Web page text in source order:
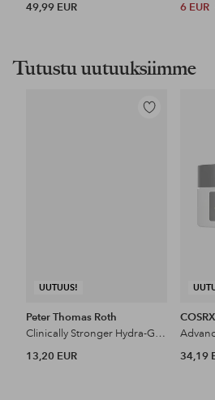
49,99 EUR
6 EUR
Tutustu uutuuksiimme
UUTUUS!
Lisää
Peter Thomas Roth
Clinically Stronger Hydra-Gel Eye Patches 3-Pair
13,20 EUR
COSRX
34,19